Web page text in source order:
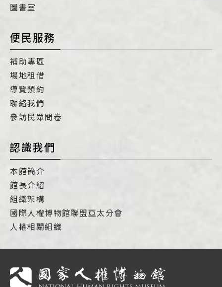
圖書室
便民服務
補助專區
場地租借
導覽預約
聯絡我們
參訪民眾問卷
認識我們
本館簡介
館長介紹
組織架構
國際人權博物館聯盟亞太分會
人權相關組織